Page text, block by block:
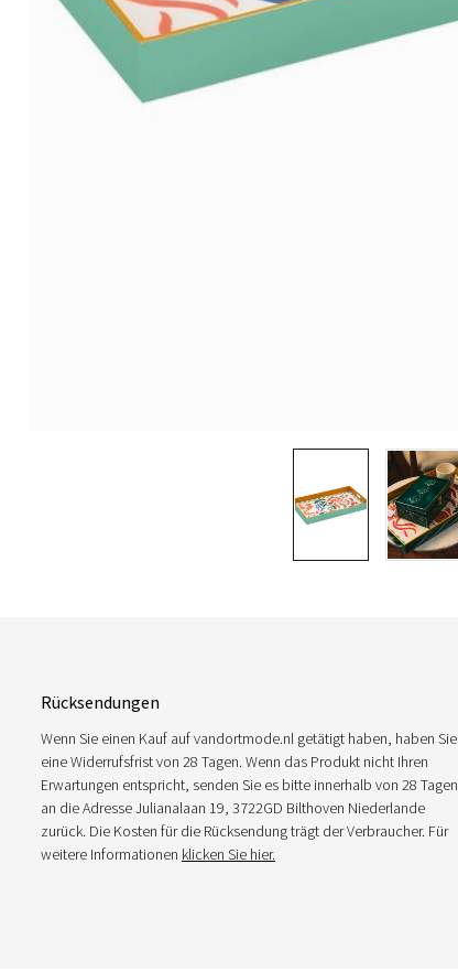
Rücksendungen
Wenn Sie einen Kauf auf vandortmode.nl getätigt haben, haben Sie
eine Widerrufsfrist von 28 Tagen. Wenn das Produkt nicht Ihren
Erwartungen entspricht, senden Sie es bitte innerhalb von 28 Tagen
an die Adresse Julianalaan 19, 3722GD Bilthoven Niederlande
zurück. Die Kosten für die Rücksendung trägt der Verbraucher. Für
weitere Informationen klicken Sie hier.